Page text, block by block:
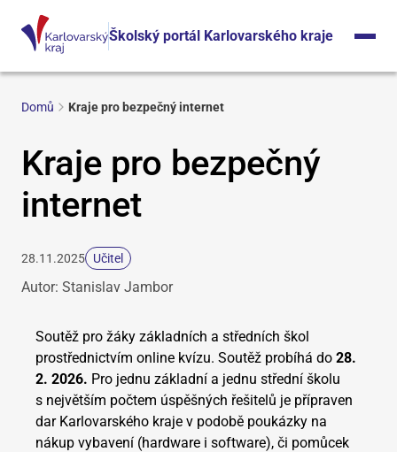
Školský portál Karlovarského kraje
Domů Kraje pro bezpečný internet
Kraje pro bezpečný
internet
28.11.2025 Učitel
Autor: Stanislav Jambor
Soutěž pro žáky základních a středních škol
prostřednictvím online kvízu. Soutěž probíhá do 28.
2. 2026. Pro jednu základní a jednu střední školu
s největším počtem úspěšných řešitelů je přípraven
dar Karlovarského kraje v podobě poukázky na
nákup vybavení (hardware i software), či pomůcek